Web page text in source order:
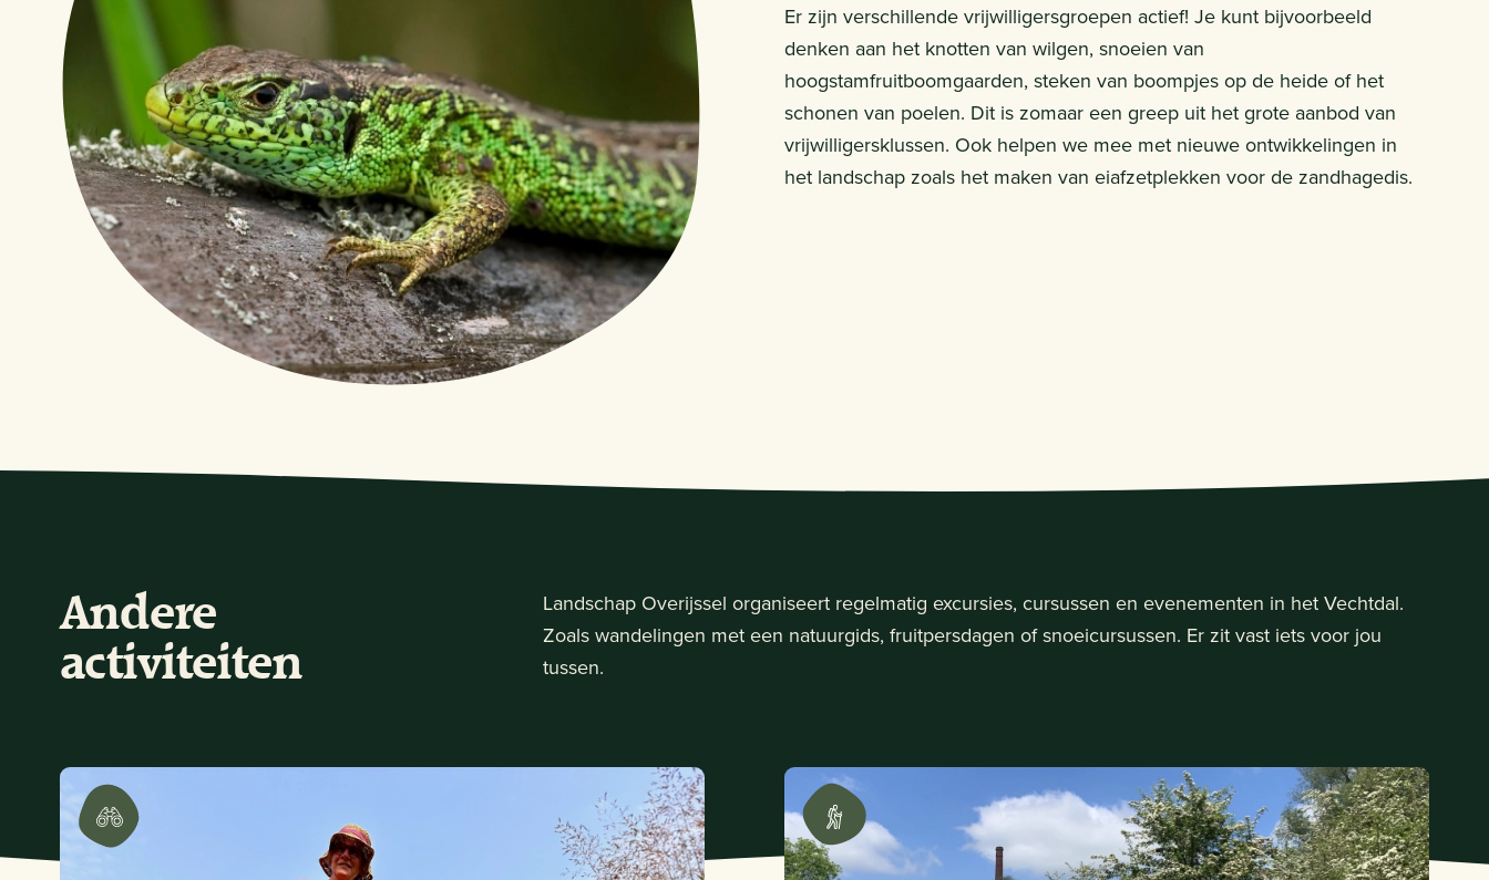
Er zijn verschillende vrijwilligersgroepen actief! Je kunt bijvoorbeeld
denken aan het knotten van wilgen, snoeien van
hoogstamfruitboomgaarden, steken van boompjes op de heide of het
schonen van poelen. Dit is zomaar een greep uit het grote aanbod van
vrijwilligersklussen. Ook helpen we mee met nieuwe ontwikkelingen in
het landschap zoals het maken van eiafzetplekken voor de zandhagedis.
Andere
activiteiten
Landschap Overijssel organiseert regelmatig excursies, cursussen en evenementen in het Vechtdal.
Zoals wandelingen met een natuurgids, fruitpersdagen of snoeicursussen. Er zit vast iets voor jou
tussen.